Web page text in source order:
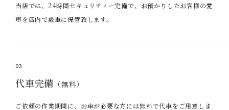
当店では、24時間セキュリティー完備で、お預かりしたお客様の愛
車を店内で厳重に保管致します。
03
代車完備 （無料）
ご依頼の作業期間に、お車が必要な方には無料で代車をご用意しま